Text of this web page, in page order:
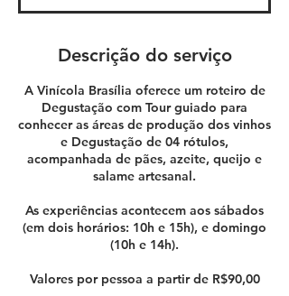
Descrição do serviço
A Vinícola Brasília oferece um roteiro de
Degustação com Tour guiado para
conhecer as áreas de produção dos vinhos
e Degustação de 04 rótulos,
acompanhada de pães, azeite, queijo e
salame artesanal.
As experiências acontecem aos sábados
(em dois horários: 10h e 15h), e domingo
(10h e 14h).
Valores por pessoa a partir de R$90,00